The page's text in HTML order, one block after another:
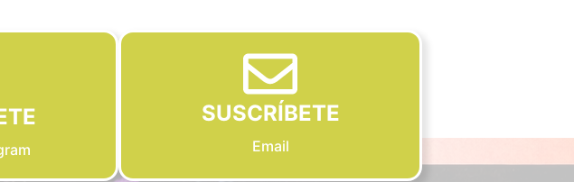
SUSCRÍBETE
Email